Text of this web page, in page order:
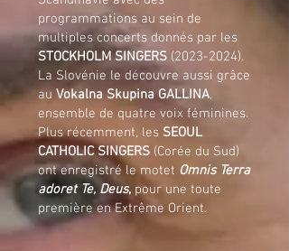
programmations au sein de
multiples concerts donnés par les
STOCKHOLM SINGERS (2023-2024).
La Slovénie le découvre aussi grâce
auVokalna Skupina GALLINA,
ensemble de quatre voix féminines.
Plus récemment, les SEOUL
CATHOLIC SINGERS (Corée du Sud)
ont enregistré le motet Omnis Terra
adoret Te, Deus, pour une toute
première en Extrême Orient.